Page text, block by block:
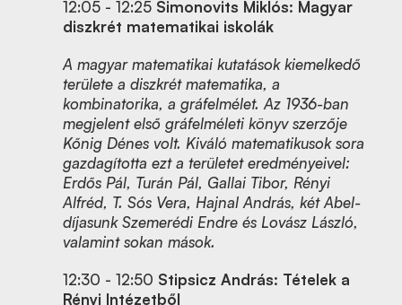
12:05 - 12:25 Simonovits Miklós: Magyar
diszkrét matematikai iskolák
A magyar matematikai kutatások kiemelkedő
területe a diszkrét matematika, a
kombinatorika, a gráfelmélet. Az 1936-ban
megjelent első gráfelméleti könyv szerzője
Kőnig Dénes volt. Kiváló matematikusok sora
gazdagította ezt a területet eredményeivel:
Erdős Pál, Turán Pál, Gallai Tibor, Rényi
Alfréd, T. Sós Vera, Hajnal András, két Abel-
díjasunk Szemerédi Endre és Lovász László,
valamint sokan mások.
12:30 - 12:50 Stipsicz András: Tételek a
Rényi Intézetből